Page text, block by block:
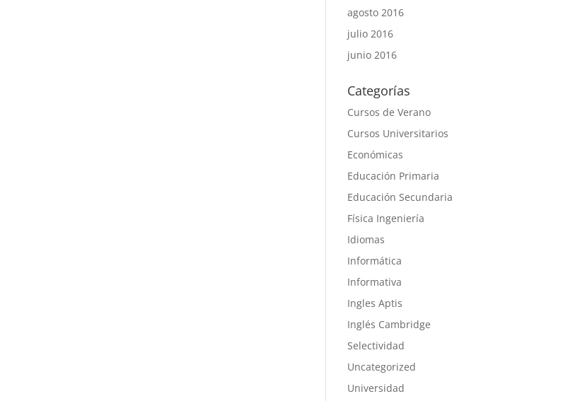
agosto 2016
julio 2016
junio 2016
Categorías
Cursos de Verano
Cursos Universitarios
Económicas
Educación Primaria
Educación Secundaria
Física Ingeniería
Idiomas
Informática
Informativa
Ingles Aptis
Inglés Cambridge
Selectividad
Uncategorized
Universidad